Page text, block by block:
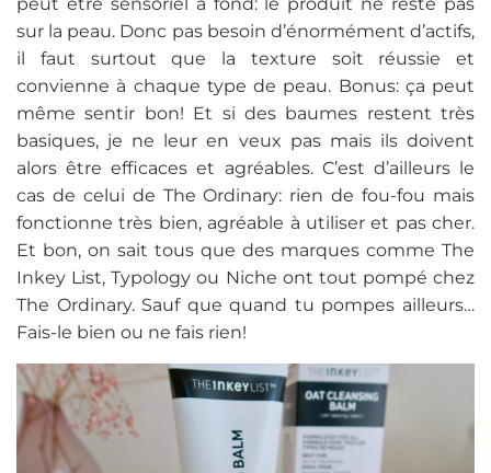
sur la peau. Donc pas besoin d’énormément d’actifs,
il faut surtout que la texture soit réussie et
convienne à chaque type de peau. Bonus: ça peut
même sentir bon! Et si des baumes restent très
basiques, je ne leur en veux pas mais ils doivent
alors être efficaces et agréables. C’est d’ailleurs le
cas de celui de The Ordinary: rien de fou-fou mais
fonctionne très bien, agréable à utiliser et pas cher.
Et bon, on sait tous que des marques comme The
Inkey List, Typology ou Niche ont tout pompé chez
The Ordinary. Sauf que quand tu pompes ailleurs…
Fais-le bien ou ne fais rien!